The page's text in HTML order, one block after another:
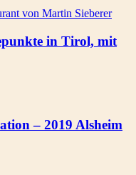
in Tirol, mit
– 2019 Alsheim